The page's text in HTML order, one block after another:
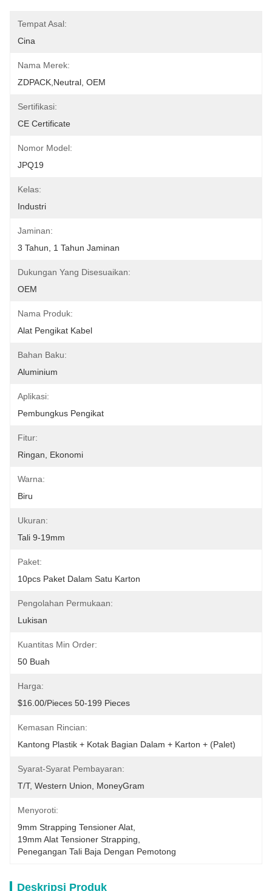
Tempat Asal:
Cina
Nama Merek:
ZDPACK,Neutral, OEM
Sertifikasi:
CE Certificate
Nomor Model:
JPQ19
Kelas:
Industri
Jaminan:
3 Tahun, 1 Tahun Jaminan
Dukungan Yang Disesuaikan:
OEM
Nama Produk:
Alat Pengikat Kabel
Bahan Baku:
Aluminium
Aplikasi:
Pembungkus Pengikat
Fitur:
Ringan, Ekonomi
Warna:
Biru
Ukuran:
Tali 9-19mm
Paket:
10pcs Paket Dalam Satu Karton
Pengolahan Permukaan:
Lukisan
Kuantitas Min Order:
50 Buah
Harga:
$16.00/pieces 50-199 Pieces
Kemasan Rincian:
Kantong Plastik + Kotak Bagian Dalam + Karton + (palet)
Syarat-Syarat Pembayaran:
T/T, Western Union, MoneyGram
Menyoroti:
9mm Strapping Tensioner Alat
19mm Alat Tensioner Strapping
Penegangan Tali Baja Dengan Pemotong
Deskripsi Produk